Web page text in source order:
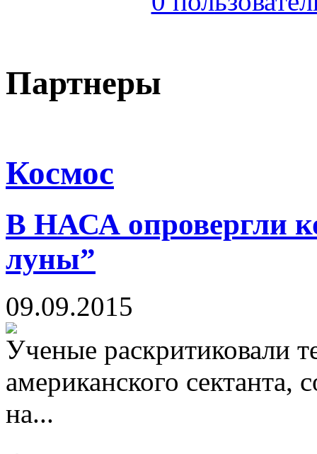
Партнеры
Космос
В НАСА опровергли
луны”
09.09.2015
Ученые раскритиковали
американского сектанта,
на...